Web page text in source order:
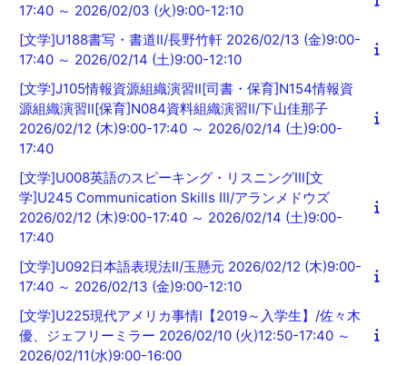
17:40 ～ 2026/02/03 (火)9:00-12:10
[文学]U188書写・書道Ⅱ/長野竹軒 2026/02/13 (金)9:00-
17:40 ～ 2026/02/14 (土)9:00-12:10
[文学]J105情報資源組織演習Ⅱ[司書・保育]N154情報資
源組織演習Ⅱ[保育]N084資料組織演習Ⅱ/下山佳那子
2026/02/12 (木)9:00-17:40 ～ 2026/02/14 (土)9:00-
17:40
[文学]U008英語のスピーキング・リスニングⅢ[文
学]U245 Communication Skills Ⅲ/アランメドウズ
2026/02/12 (木)9:00-17:40 ～ 2026/02/14 (土)9:00-
17:40
[文学]U092日本語表現法Ⅱ/玉懸元 2026/02/12 (木)9:00-
17:40 ～ 2026/02/13 (金)9:00-12:10
[文学]U225現代アメリカ事情Ⅰ【2019～入学生】/佐々木
優、ジェフリーミラー 2026/02/10 (火)12:50-17:40 ～
2026/02/11(水)9:00-16:00